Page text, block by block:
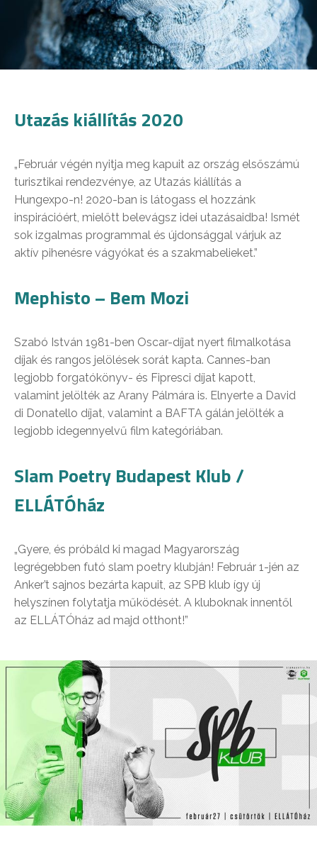
Utazás kiállítás 2020
„Február végén nyitja meg kapuit az ország elsőszámú
turisztikai rendezvénye, az Utazás kiállítás a
Hungexpo-n! 2020-ban is látogass el hozzánk
inspirációért, mielőtt belevágsz idei utazásaidba! Ismét
sok izgalmas programmal és újdonsággal várjuk az
aktív pihenésre vágyókat és a szakmabelieket.”
Mephisto – Bem Mozi
Szabó István 1981-ben Oscar-díjat nyert filmalkotása
díjak és rangos jelölések sorát kapta. Cannes-ban
legjobb forgatókönyv- és Fipresci díjat kapott,
valamint jelölték az Arany Pálmára is. Elnyerte a David
di Donatello díjat, valamint a BAFTA gálán jelölték a
legjobb idegennyelvű film kategóriában.
Slam Poetry Budapest Klub /
ELLÁTÓház
„Gyere, és próbáld ki magad Magyarország
legrégebben futó slam poetry klubján! Február 1-jén az
Anker’t sajnos bezárta kapuit, az SPB klub így új
helyszínen folytatja működését. A kluboknak innentől
az ELLÁTÓház ad majd otthont!”